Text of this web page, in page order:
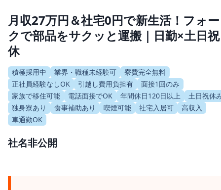
月収27万円＆社宅0円で新生活！フォー
クで部品をサクッと運搬｜日勤×土日祝
休
積極採用中 業界・職種未経験可
寮費完全無料
正社員経験なしOK
引越し費用負担有
面接1回のみ
家族で移住可能
電話面接でOK 年間休日120日以上
土日祝休
独身寮あり
食事補助あり 喫煙可能 社宅入居可
高収入
車通勤OK
社名非公開